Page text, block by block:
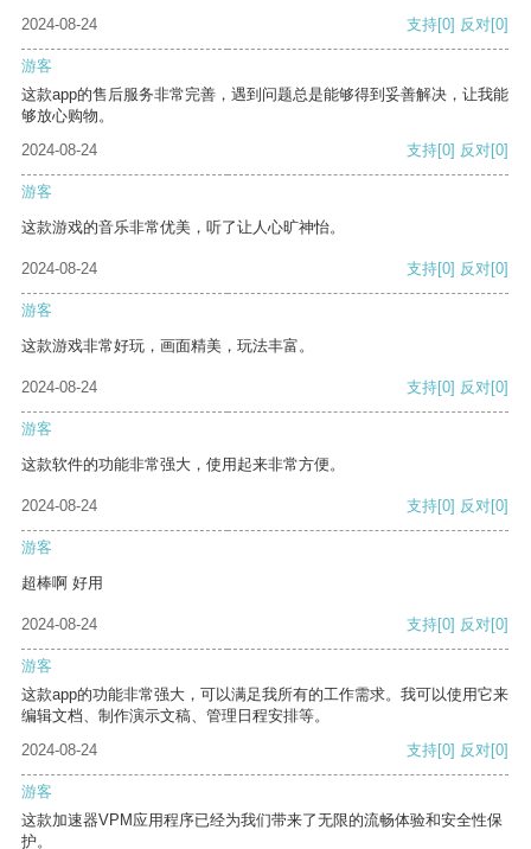
2024-08-24 支持[0] 反对[0]
游客
这款app的售后服务非常完善，遇到问题总是能够得到妥善解决，让我能
够放心购物。
2024-08-24
支持[0] 反对[0]
游客
这款游戏的音乐非常优美，听了让人心旷神怡。
2024-08-24 支持[0] 反对[0]
游客
这款游戏非常好玩，画面精美，玩法丰富。
2024-08-24 支持[0] 反对[0]
游客
这款软件的功能非常强大，使用起来非常方便。
2024-08-24 支持[0] 反对[0]
游客
超棒啊 好用
2024-08-24 支持[0] 反对[0]
游客
这款app的功能非常强大，可以满足我所有的工作需求。我可以使用它来
编辑文档、制作演示文稿、管理日程安排等。
2024-08-24
支持[0] 反对[0]
游客
这款加速器VPM应用程序已经为我们带来了无限的流畅体验和安全性保
护。